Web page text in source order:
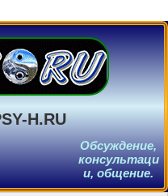
H.RU
Обсуждение,
консультаци
и, общение.